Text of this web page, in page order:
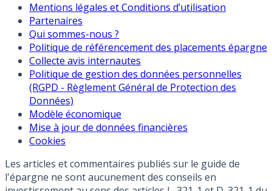
Mentions légales et Conditions d’utilisation
Partenaires
Qui sommes-nous ?
Politique de référencement des placements épargne
Collecte avis internautes
Politique de gestion des données personnelles
(RGPD - Règlement Général de Protection des
Données)
Modèle économique
Mise à jour de données financières
Cookies
Les articles et commentaires publiés sur le guide de
l'épargne ne sont aucunement des conseils en